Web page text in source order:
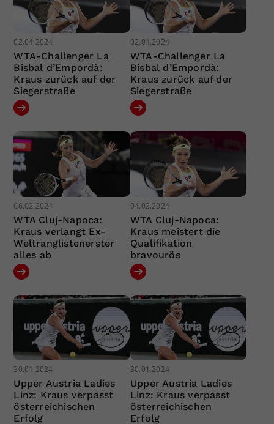
02.04.2024
WTA-Challenger La
Bisbal d’Empordà:
Kraus zurück auf der
Siegerstraße
02.04.2024
WTA-Challenger La
Bisbal d’Empordà:
Kraus zurück auf der
Siegerstraße
06.02.2024
WTA Cluj-Napoca:
Kraus verlangt Ex-
Weltranglistenerster
alles ab
04.02.2024
WTA Cluj-Napoca:
Kraus meistert die
Qualifikation
bravourös
30.01.2024
Upper Austria Ladies
Linz: Kraus verpasst
österreichischen
Erfolg
30.01.2024
Upper Austria Ladies
Linz: Kraus verpasst
österreichischen
Erfolg